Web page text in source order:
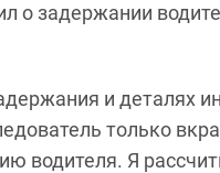
о задержании
и деталях
только
водителя. Я